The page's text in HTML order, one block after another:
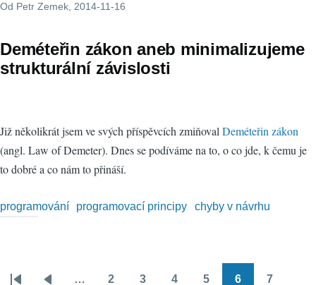
Od Petr Zemek, 2014-11-16
Deméteřin zákon aneb minimalizujeme
strukturální závislosti
Již několikrát jsem ve svých příspěvcích zmiňoval Deméteřin zákon
(angl. Law of Demeter). Dnes se podíváme na to, o co jde, k čemu je
to dobré a co nám to přináší.
programování programovací principy chyby v návrhu
… 2 3 4 5 6 7